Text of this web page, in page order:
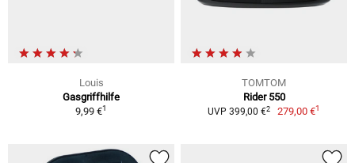
Louis
Gasgriffhilfe
9,99 €1
TOMTOM
Rider 550
UVP 399,00 €2 279,00 €1